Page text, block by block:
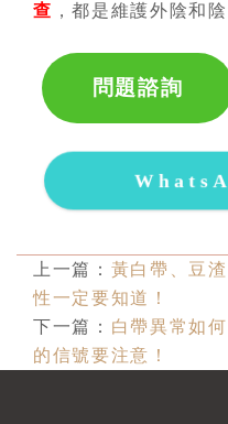
查 ，都是維護外陰和
問題諮詢
上一篇： 黃白帶、豆
性一定要知道！
下一篇： 白帶異常如
的信號要注意！